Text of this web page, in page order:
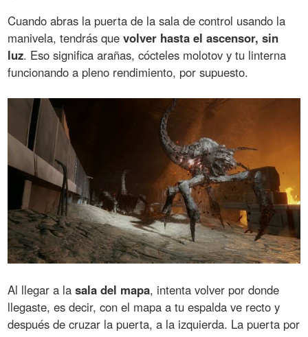
Cuando abras la puerta de la sala de control usando la
manivela, tendrás quevolver hasta el ascensor, sin
luz. Eso significa arañas, cócteles molotov y tu linterna
funcionando a pleno rendimiento, por supuesto.
Al llegar a lasala del mapa, intenta volver por donde
llegaste, es decir, con el mapa a tu espalda ve recto y
después de cruzar la puerta, a la izquierda. La puerta por